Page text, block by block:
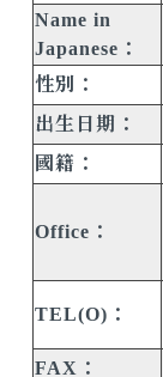
Name in
Japanese：
性別：
出生日期：
國籍：
Office：
TEL(O)：
FAX：